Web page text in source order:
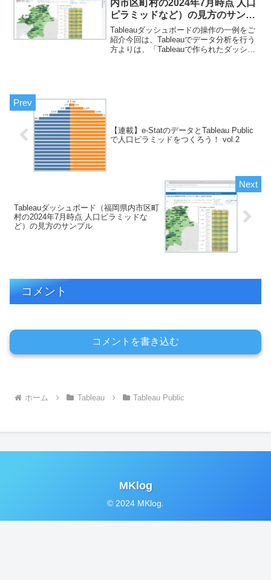
内市区町村の2024年7月時点 人口
ピラミッドなど）の見方のサンプ
ル
Tableauダッシュボードの操作の一例をご
紹介今回は、Tableauでデータ分析を行う
方よりは、「Tableauで作られたダッシュ
【連載】e-StatのデータとTableau Public
で人口ピラミッドをつくろう！ vol.2
Tableauダッシュボード（福岡県内市区町
村の2024年7月時点 人口ピラミッドな
ど）の見方のサンプル
コメント
コメントを書き込む
ホーム Tableau Tableau Public
MKlog
© 2024 MKlog.